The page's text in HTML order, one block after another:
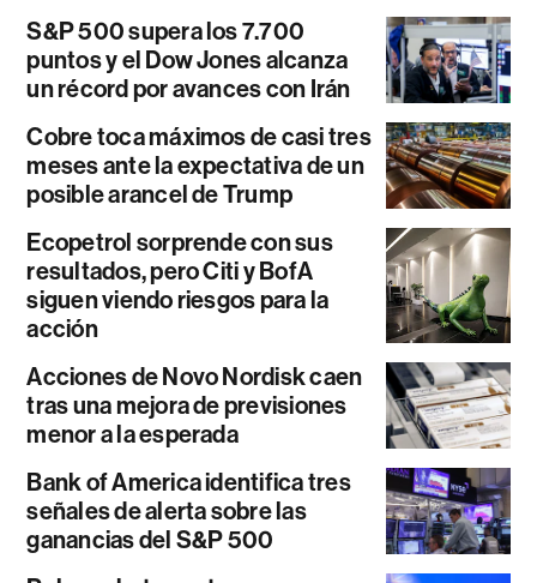
S&P 500 supera los 7.700
puntos y el Dow Jones alcanza
un récord por avances con Irán
Cobre toca máximos de casi tres
meses ante la expectativa de un
posible arancel de Trump
Ecopetrol sorprende con sus
resultados, pero Citi y BofA
siguen viendo riesgos para la
acción
Acciones de Novo Nordisk caen
tras una mejora de previsiones
menor a la esperada
Bank of America identifica tres
señales de alerta sobre las
ganancias del S&P 500